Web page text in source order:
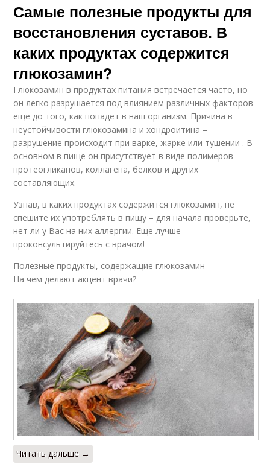
Самые полезные продукты для
восстановления суставов. В
каких продуктах содержится
глюкозамин?
Глюкозамин в продуктах питания встречается часто, но
он легко разрушается под влиянием различных факторов
еще до того, как попадет в наш организм. Причина в
неустойчивости глюкозамина и хондроитина –
разрушение происходит при варке, жарке или тушении . В
основном в пище он присутствует в виде полимеров –
протеогликанов, коллагена, белков и других
составляющих.
Узнав, в каких продуктах содержится глюкозамин, не
спешите их употреблять в пищу – для начала проверьте,
нет ли у Вас на них аллергии. Еще лучше –
проконсультируйтесь с врачом!
Полезные продукты, содержащие глюкозамин
На чем делают акцент врачи?
Читать дальше →